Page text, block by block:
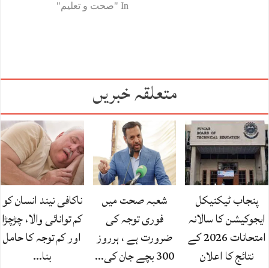
In "صحت و تعلیم"
متعلقہ خبریں
پنجاب ٹیکنیکل
ایجوکیشن کا سالانہ
امتحانات 2026 کے
نتائج کا اعلان
شعبہ صحت میں
فوری توجہ کی
ضرورت ہے ، ہرروز
300 بچے جان کی…
ناکافی نیند انسان کو
کم توانائی والا، چڑچڑا
اور کم توجہ کا حامل
بنا…